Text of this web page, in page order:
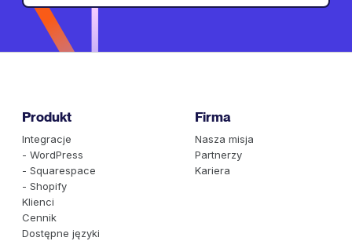
Produkt
Integracje
- WordPress
- Squarespace
- Shopify
Klienci
Cennik
Dostępne języki
Firma
Nasza misja
Partnerzy
Kariera